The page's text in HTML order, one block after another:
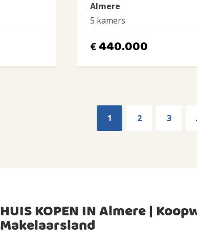
Almere
5 kamers
€440.000
1 2 3
HUIS KOPEN IN Almere |
Makelaarsland